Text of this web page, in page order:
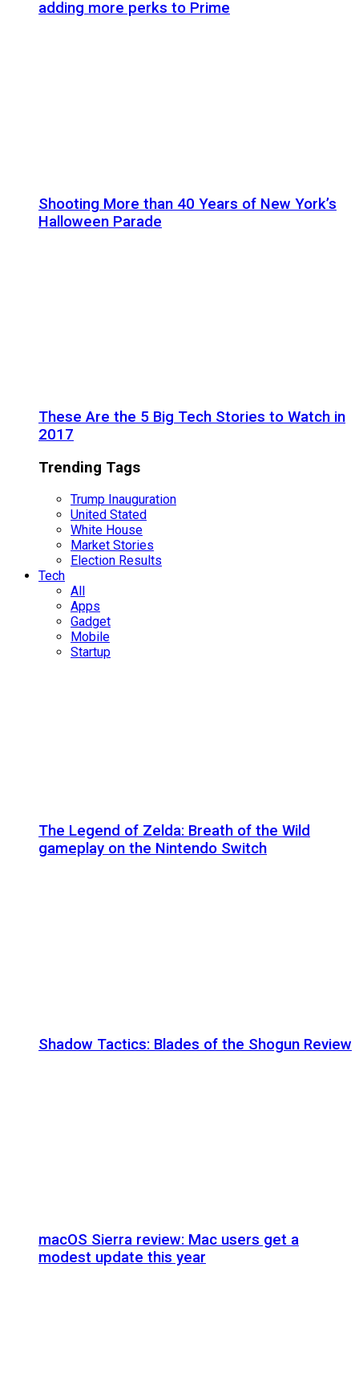
adding more perks to Prime
Shooting More than 40 Years of New York’s
Halloween Parade
These Are the 5 Big Tech Stories to Watch in
2017
Trending Tags
Trump Inauguration
United Stated
White House
Market Stories
Election Results
Tech
All
Apps
Gadget
Mobile
Startup
The Legend of Zelda: Breath of the Wild
gameplay on the Nintendo Switch
Shadow Tactics: Blades of the Shogun Review
macOS Sierra review: Mac users get a
modest update this year